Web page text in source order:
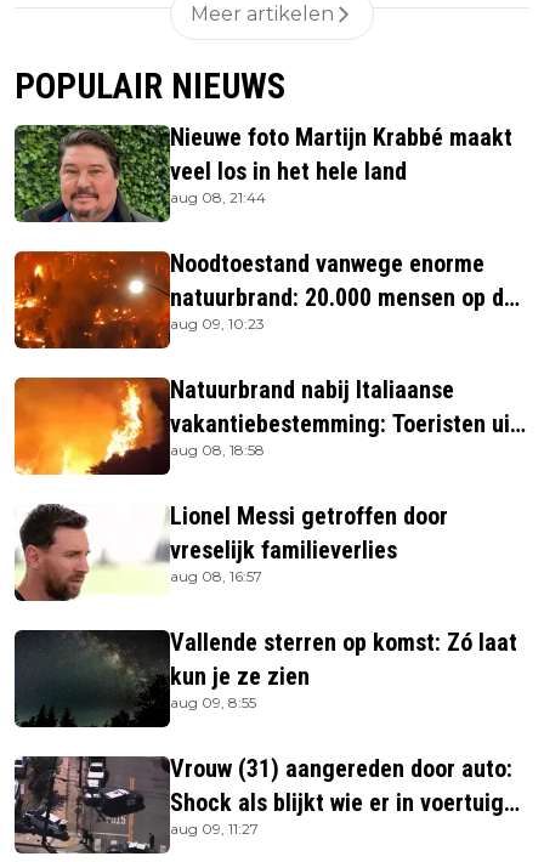
Meer artikelen
POPULAIR NIEUWS
Nieuwe foto Martijn Krabbé maakt
veel los in het hele land
aug 08, 21:44
Noodtoestand vanwege enorme
natuurbrand: 20.000 mensen op de
vlucht
aug 09, 10:23
Natuurbrand nabij Italiaanse
vakantiebestemming: Toeristen uit
verblijven gehaald
aug 08, 18:58
Lionel Messi getroffen door
vreselijk familieverlies
aug 08, 16:57
Vallende sterren op komst: Zó laat
kun je ze zien
aug 09, 8:55
Vrouw (31) aangereden door auto:
Shock als blijkt wie er in voertuig
zitten
aug 09, 11:27